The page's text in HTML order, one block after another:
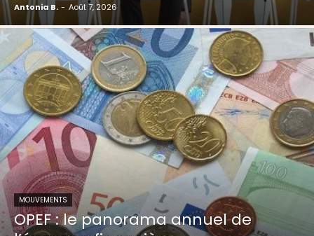
Antonia B. - Août 7, 2026
MOUVEMENTS
OPEF : le panorama annuel de